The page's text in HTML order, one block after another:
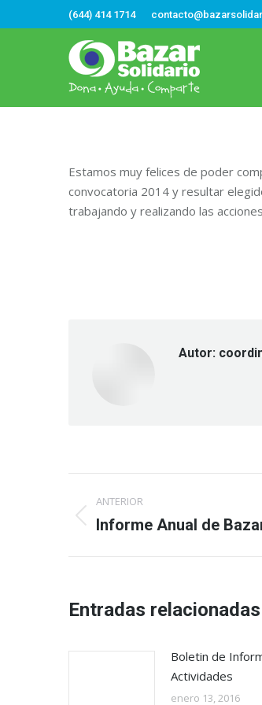
(644) 414 1714
Estamos muy felices de poder
convocatoria 2014 y resultar
trabajando y realizando las
Autor:
Navegación
entre
publicaciones
ANTERIOR
Publicación
Informe Anual de
Entradas relacionadas
Boletin de
Actividades
enero 13, 2016